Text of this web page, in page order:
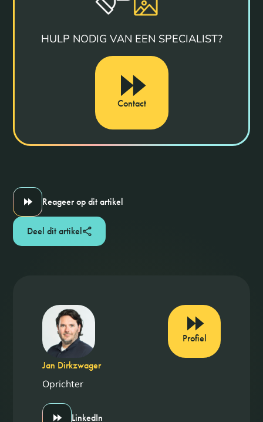
HULP NODIG VAN EEN SPECIALIST?
Contact
Reageer op dit artikel
Deel dit artikel
Jan Dirkzwager
Oprichter
LinkedIn
Profiel